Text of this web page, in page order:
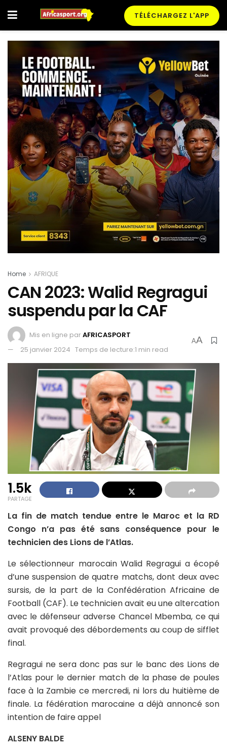
TÉLÉCHARGEZ L'APP
Home AFRIQUE
CAN 2023: Walid Regragui
suspendu par la CAF
Mis en ligne parAFRICASPORT
25 janvier 2024 Temps de lecture:1 min read
AA
1.5k
PARTAGE
La fin de match tendue entre le Maroc et la RD
Congo n’a pas été sans conséquence pour le
technicien des Lions de l’Atlas.
Le sélectionneur marocain Walid Regragui a écopé
d’une suspension de quatre matchs, dont deux avec
sursis, de la part de la Confédération Africaine de
Football (CAF). Le technicien avait eu une altercation
avec le défenseur adverse Chancel Mbemba, ce qui
avait provoqué des débordements au coup de sifflet
final.
Regragui ne sera donc pas sur le banc des Lions de
l’Atlas pour le dernier match de la phase de poules
face à la Zambie ce mercredi, ni lors du huitième de
finale. La fédération marocaine a déjà annoncé son
intention de faire appel
ALSENY BALDE